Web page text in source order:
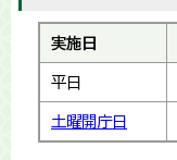
実施日
平日
土曜開庁日